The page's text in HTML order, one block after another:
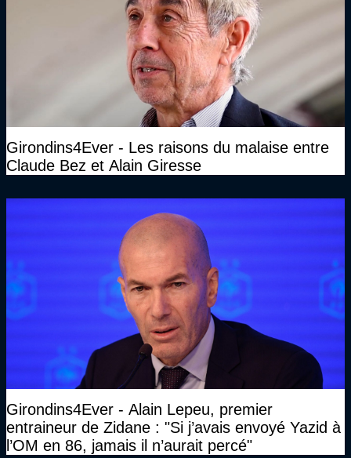
Girondins4Ever - Les raisons du malaise entre
Claude Bez et Alain Giresse
Girondins4Ever - Alain Lepeu, premier
entraineur de Zidane : "Si j’avais envoyé Yazid à
l’OM en 86, jamais il n’aurait percé"